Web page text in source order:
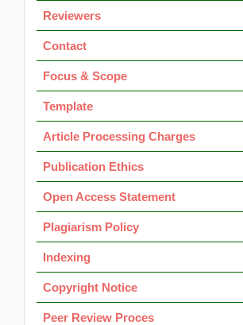
Reviewers
Contact
Focus & Scope
Template
Article Processing Charges
Publication Ethics
Open Access Statement
Plagiarism Policy
Indexing
Copyright Notice
Peer Review Proces